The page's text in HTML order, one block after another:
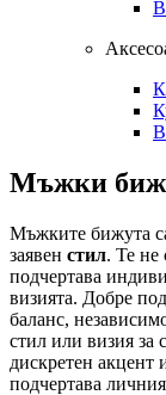
Мъжки
Мъжките бижута
заявен стил. Те не
подчертава
визията. Добре
баланс,
стил или визия за
дискретен акцент
подчертава